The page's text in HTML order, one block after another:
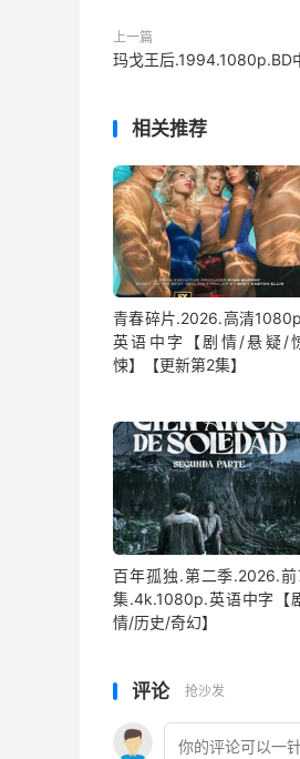
上一篇
玛戈王后.1994.1080p.BD
相关推荐
青春碎片.2026.高清
英语中字【剧情/悬疑/
悚】【更新第2集】
百年孤独.第二季.2026.
集.4k.1080p.英语中字【
情/历史/奇幻】
评论 抢沙发